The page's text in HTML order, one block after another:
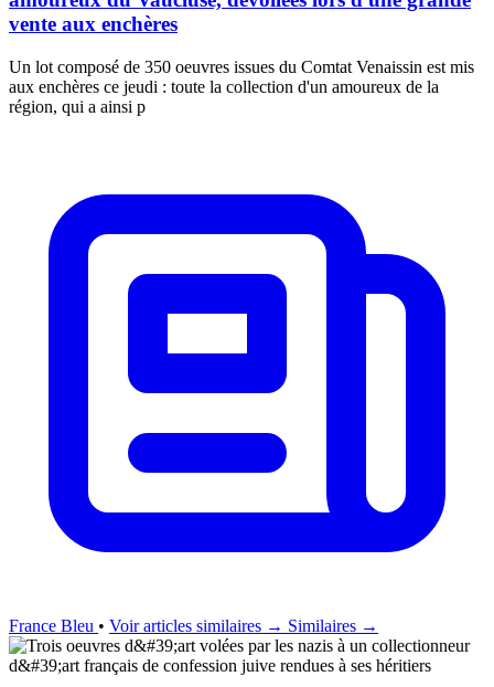
vente aux enchères
Un lot composé de 350 oeuvres issues du Comtat Venaissin est mis
aux enchères ce jeudi : toute la collection d'un amoureux de la
région, qui a ainsi p
France Bleu • Voir articles similaires → Similaires →